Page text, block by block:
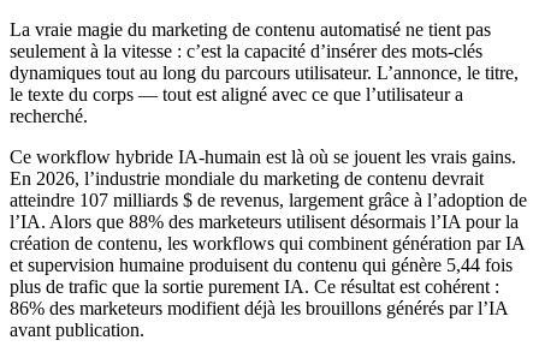
La vraie magie du marketing de contenu automatisé ne tient pas
seulement à la vitesse : c’est la capacité d’insérer des mots-clés
dynamiques tout au long du parcours utilisateur. L’annonce, le titre,
le texte du corps — tout est aligné avec ce que l’utilisateur a
recherché.
Ce workflow hybride IA-humain est là où se jouent les vrais gains.
En 2026, l’industrie mondiale du marketing de contenu devrait
atteindre 107 milliards $ de revenus, largement grâce à l’adoption de
l’IA. Alors que 88% des marketeurs utilisent désormais l’IA pour la
création de contenu, les workflows qui combinent génération par IA
et supervision humaine produisent du contenu qui génère 5,44 fois
plus de trafic que la sortie purement IA. Ce résultat est cohérent :
86% des marketeurs modifient déjà les brouillons générés par l’IA
avant publication.